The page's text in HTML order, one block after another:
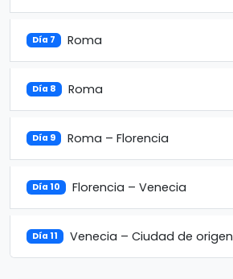
Día 7 Roma
Día 8 Roma
Día 9 Roma – Florencia
Día 10 Florencia – Venecia
Día 11 Venecia – Ciudad de origen